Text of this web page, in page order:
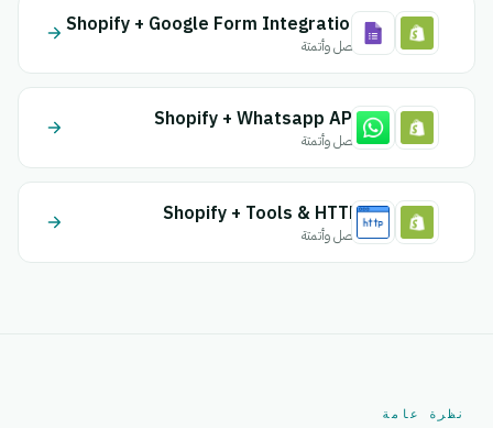
Shopify + Google Form Integration
اتصل وأتمتة
Shopify + Whatsapp API
اتصل وأتمتة
Shopify + Tools & HTTP
اتصل وأتمتة
نظرة عامة